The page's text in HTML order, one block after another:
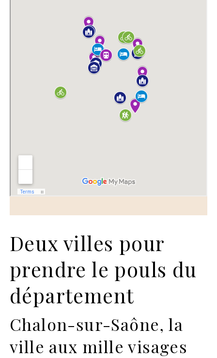
Deux villes pour
prendre le pouls du
département
Chalon-sur-Saône, la
ville aux mille visages